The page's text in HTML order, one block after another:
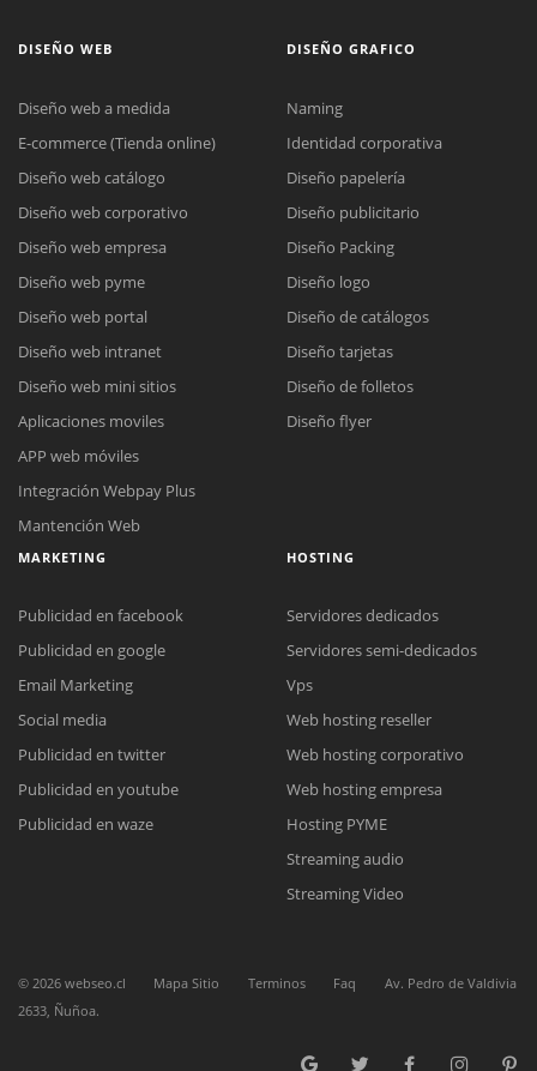
Reunión online
Nuestros ejecutivos le enviarán un correo electrónico con el enlace a
Meet para la reunión online.
Complete el formulario y nos contactaremos a la brevedad.
Chat Online
Todos nuestros ejecutivos están fuera de línea. Complete el formulario
para enviarnos un correo electrónico con sus datos personales.
DISEÑO WEB
Diseño web a medida
E-commerce (Tienda online)
Diseño web catálogo
Diseño web corporativo
Diseño web empresa
Diseño web pyme
Diseño web portal
Diseño web intranet
Diseño web mini sitios
Aplicaciones moviles
APP web móviles
Integración Webpay Plus
Mantención Web
DISEÑO GRAFICO
Naming
Identidad corporativa
Diseño papelería
Diseño publicitario
Diseño Packing
Diseño logo
Diseño de catálogos
Diseño tarjetas
Diseño de folletos
Diseño flyer
MARKETING
Publicidad en facebook
Publicidad en google
Email Marketing
Social media
Publicidad en twitter
Publicidad en youtube
Publicidad en waze
HOSTING
Servidores dedicados
Servidores semi-dedicados
Vps
Web hosting reseller
Web hosting corporativo
Web hosting empresa
Hosting PYME
Streaming audio
Streaming Video
© 2026 webseo.cl Mapa Sitio Terminos Faq
Av. Pedro de Valdivia
2633, Ñuñoa.